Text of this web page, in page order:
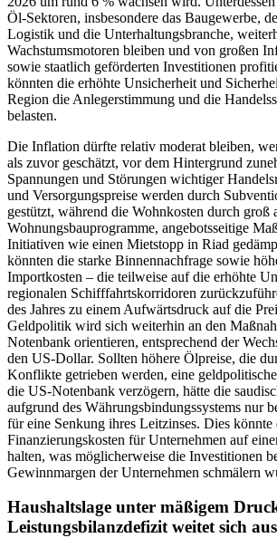
Öl-Sektoren, insbesondere das Baugewerbe,
Logistik und die Unterhaltungsbranche,
Wachstumsmotoren bleiben und von großen
sowie staatlich geförderten Investitionen
könnten die erhöhte Unsicherheit und
Region die Anlegerstimmung und die
belasten.
Die Inflation dürfte relativ moderat bleiben,
als zuvor geschätzt, vor dem Hintergrund
Spannungen und Störungen wichtiger
und Versorgungspreise werden durch
gestützt, während die Wohnkosten durch groß
Wohnungsbauprogramme, angebotsseitige
Initiativen wie einen Mietstopp in Riad
könnten die starke Binnennachfrage sowie
Importkosten – die teilweise auf die erhöhte
regionalen Schifffahrtskorridoren
des Jahres zu einem Aufwärtsdruck auf die
Geldpolitik wird sich weiterhin an den
Notenbank orientieren, entsprechend der
den US-Dollar. Sollten höhere Ölpreise, die
Konflikte getrieben werden, eine
die US-Notenbank verzögern, hätte die
aufgrund des Währungsbindungssystems nur
für eine Senkung ihres Leitzinses. Dies könnte
Finanzierungskosten für Unternehmen auf
halten, was möglicherweise die Investitionen
Gewinnmargen der Unternehmen schmälern
Haushaltslage unter mäßigem
Leistungsbilanzdefizit weitet sich aus